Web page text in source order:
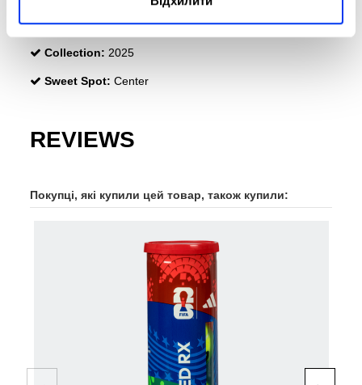
Ranges: Drive
Collection: 2025
Sweet Spot: Center
REVIEWS
Покупці, які купили цей товар, також купили: